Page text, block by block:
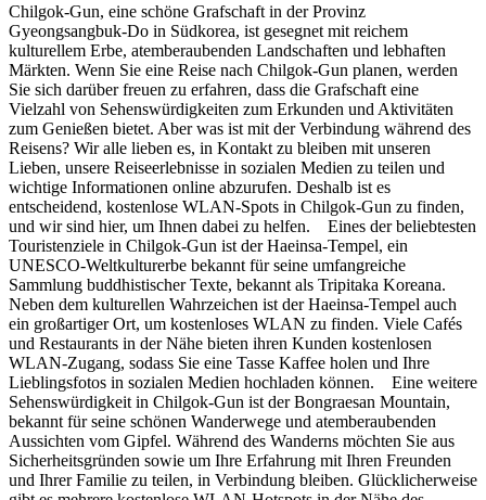
Chilgok-Gun, eine schöne Grafschaft in der Provinz
Gyeongsangbuk-Do in Südkorea, ist gesegnet mit reichem
kulturellem Erbe, atemberaubenden Landschaften und lebhaften
Märkten. Wenn Sie eine Reise nach Chilgok-Gun planen, werden
Sie sich darüber freuen zu erfahren, dass die Grafschaft eine
Vielzahl von Sehenswürdigkeiten zum Erkunden und Aktivitäten
zum Genießen bietet. Aber was ist mit der Verbindung während des
Reisens? Wir alle lieben es, in Kontakt zu bleiben mit unseren
Lieben, unsere Reiseerlebnisse in sozialen Medien zu teilen und
wichtige Informationen online abzurufen. Deshalb ist es
entscheidend, kostenlose WLAN-Spots in Chilgok-Gun zu finden,
und wir sind hier, um Ihnen dabei zu helfen. Eines der beliebtesten
Touristenziele in Chilgok-Gun ist der Haeinsa-Tempel, ein
UNESCO-Weltkulturerbe bekannt für seine umfangreiche
Sammlung buddhistischer Texte, bekannt als Tripitaka Koreana.
Neben dem kulturellen Wahrzeichen ist der Haeinsa-Tempel auch
ein großartiger Ort, um kostenloses WLAN zu finden. Viele Cafés
und Restaurants in der Nähe bieten ihren Kunden kostenlosen
WLAN-Zugang, sodass Sie eine Tasse Kaffee holen und Ihre
Lieblingsfotos in sozialen Medien hochladen können. Eine weitere
Sehenswürdigkeit in Chilgok-Gun ist der Bongraesan Mountain,
bekannt für seine schönen Wanderwege und atemberaubenden
Aussichten vom Gipfel. Während des Wanderns möchten Sie aus
Sicherheitsgründen sowie um Ihre Erfahrung mit Ihren Freunden
und Ihrer Familie zu teilen, in Verbindung bleiben. Glücklicherweise